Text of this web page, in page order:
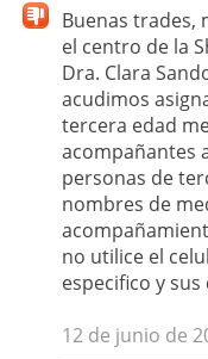
Buenas trades,
el centro de la
Dra. Clara
acudimos
tercera edad
acompañantes
personas de
nombres de
no utilice el
especifico y
12 de junio de